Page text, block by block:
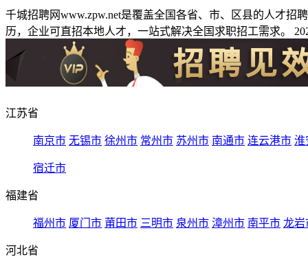
千城招聘网www.zpw.net是覆盖全国各省、市、区县的人才
历，企业可直招本地人才，一站式解决全国求职招工需求。
江苏省
南京市 无锡市 徐州市 常州市 苏州市 南通市 连云港市 淮
宿迁市
福建省
福州市 厦门市 莆田市 三明市 泉州市 漳州市 南平市 龙岩
河北省